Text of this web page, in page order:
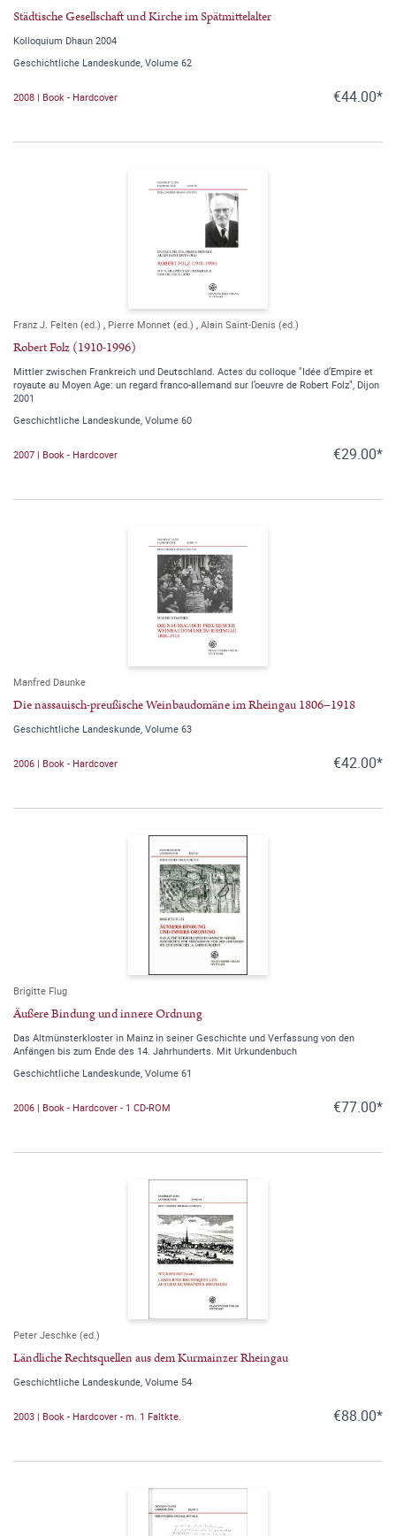
Städtische Gesellschaft und Kirche im Spätmittelalter
Kolloquium Dhaun 2004
Geschichtliche Landeskunde, Volume 62
2008 | Book - Hardcover €44.00*
Franz J. Felten (ed.) , Pierre Monnet (ed.) , Alain Saint-Denis (ed.)
Robert Folz (1910-1996)
Mittler zwischen Frankreich und Deutschland. Actes du colloque "Idée d’Empire et
royaute au Moyen Age: un regard franco-allemand sur l’oeuvre de Robert Folz", Dijon
2001
Geschichtliche Landeskunde, Volume 60
2007 | Book - Hardcover €29.00*
Manfred Daunke
Die nassauisch-preußische Weinbaudomäne im Rheingau 1806–1918
Geschichtliche Landeskunde, Volume 63
2006 | Book - Hardcover €42.00*
Brigitte Flug
Äußere Bindung und innere Ordnung
Das Altmünsterkloster in Mainz in seiner Geschichte und Verfassung von den
Anfängen bis zum Ende des 14. Jahrhunderts. Mit Urkundenbuch
Geschichtliche Landeskunde, Volume 61
2006 | Book - Hardcover - 1 CD-ROM €77.00*
Peter Jeschke (ed.)
Ländliche Rechtsquellen aus dem Kurmainzer Rheingau
Geschichtliche Landeskunde, Volume 54
2003 | Book - Hardcover - m. 1 Faltkte. €88.00*